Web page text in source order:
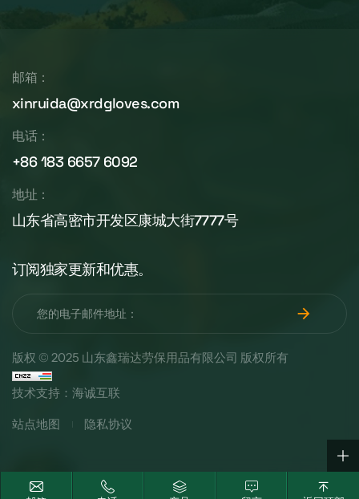
邮箱：
xinruida@xrdgloves.com
电话：
+86 183 6657 6092
地址：
山东省高密市开发区康城大街7777号
订阅独家更新和优惠。
版权 © 2025 山东鑫瑞达劳保用品有限公司 版权所有
技术支持：海诚互联
站点地图 隐私协议